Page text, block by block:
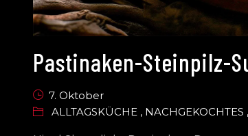
Pastinaken-Steinpilz-
7. Oktober
ALLTAGSKÜCHE , NACHGEKOCHTES ,